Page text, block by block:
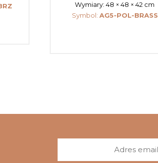
Wymiary:48 × 48 × 42 cm
Symbol: AG5-POL-BRASS